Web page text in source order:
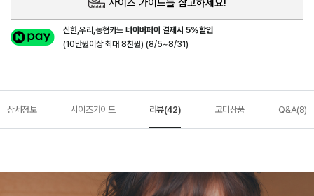
사이즈 가이드를 참고하세요!
신한,우리,농협카드네이버페이 결제시 5%할인
(10만원이상 최대 8천원) (8/5~8/31)
상세정보 사이즈가이드 리뷰(42) 코디상품 Q&A(8)